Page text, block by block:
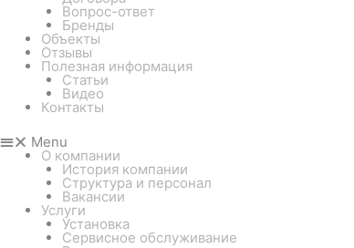
Вопрос-ответ
Бренды
Объекты
Отзывы
Полезная информация
Статьи
Видео
Контакты
Menu
О компании
История компании
Структура и персонал
Вакансии
Услуги
Установка
Сервисное обслуживание